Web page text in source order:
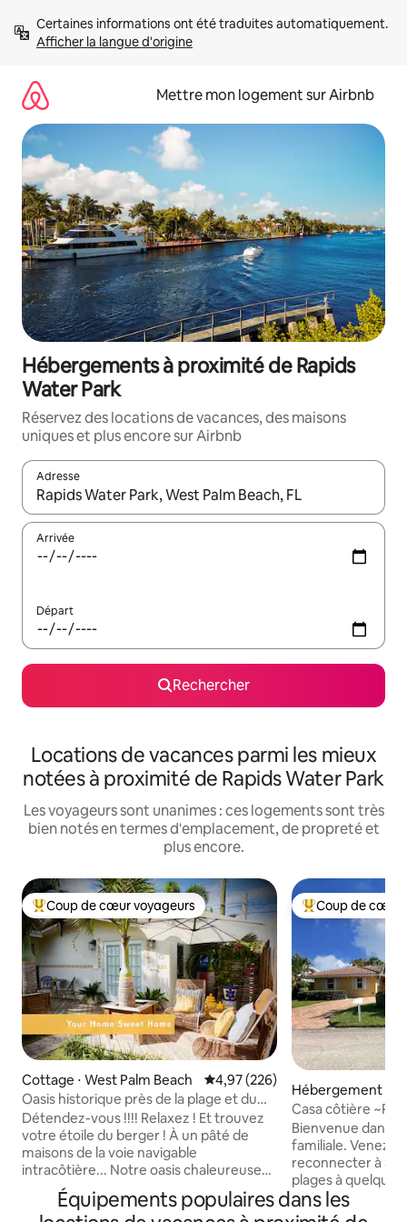
directement
Afficher la langue d'origine
Mettre mon logement sur Airbnb
Hébergements à proximité de Rapids
Water Park
Réservez des locations de vacances, des maisons
uniques et plus encore sur Airbnb
Adresse
Lorsque les résultats s'affichent, utilisez les flèches vers le
Arrivée
Départ
Rechercher
Locations de vacances parmi les mieux
notées à proximité de Rapids Water Park
Les voyageurs sont unanimes : ces logements sont très
bien notés en termes d'emplacement, de propreté et
plus encore.
Coups de cœur voyageurs les plus appréciés
Coup de cœur voyageurs
Cottage ⋅ West Palm Beach Évaluation moyenne sur la
4,97 (226)
Oasis historique près de la plage et du
centre-ville
Détendez-vous !!!! Relaxez ! Et trouvez
votre étoile du berger ! À un pâté de
maisons de la voie navigable
intracôtière... Notre oasis chaleureuse
est l'endroit idéal pour se ressourcer
dans le luxe. C'est l'escapade parfaite,
Coups de cœur
Coup de cœur
Hébergement ⋅
h
Casa côtière
plage~ Location
voiturettes de
Bienvenue dans
familiale. Venez vous détendre et vous
reconnecter à
plages à quelques
restaurants, les
sont tous à
Équipements populaires dans les